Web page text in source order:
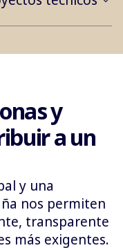
y
a un
y una
nos permiten
transparente
más exigentes.